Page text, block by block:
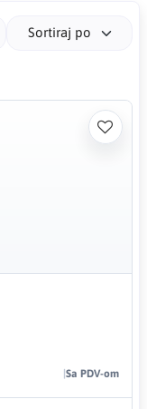
Sortiraj po
Sa PDV-om